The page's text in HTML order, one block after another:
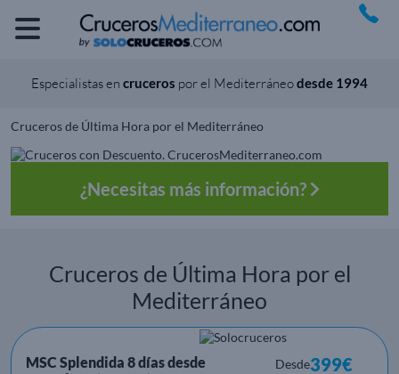
Especialistas en cruceros por el Mediterráneodesde 1994
Cruceros de Última Hora por el Mediterráneo
¿Necesitas más información?
Cruceros de Última Hora por el
Mediterráneo
MSC Splendida 8 días desde
Desde399€